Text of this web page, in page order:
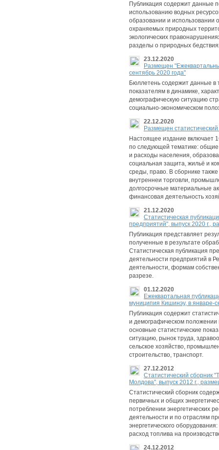
Публикация содержит данные
использованию водных
образовании и использовании
охраняемых природных
экологических
разделы о природных
23.12.2020
Размещен
сентябрь 2020 года"
Бюллетень содержит данные в
показателям в динамике,
демографическую ситуацию
социально-экономическом
22.12.2020
Размещен
Настоящее издание включает
по следующей тематике:
и расходы населения,
социальная защита, жильё и
среды, право. В сборнике
внутреннеи торговли,
долгосрочные материальные
финансовая деятельность
21.12.2020
Cтатистическая
предприятий", выпуск 2020 г.,
Публикация представляет
полученные в результате
Cтатистическая публикация
деятельности предприятий в
деятельности, формам
разрезе.
01.12.2020
Eжеквартальная
муниципия Кишинэу, в январе-
Публикация содержит
и демографическом
основные статистические
ситуацию, рынок труда,
сельское хозяйство,
строительство, транспорт.
27.12.2012
Cтатистический сборник
Молдова", выпуск 2012 г.,
Статистический сборник
первичных и общих
потреблении энергетических
деятельности и по отраслям
энергетического
расход топлива на
24.12.2012